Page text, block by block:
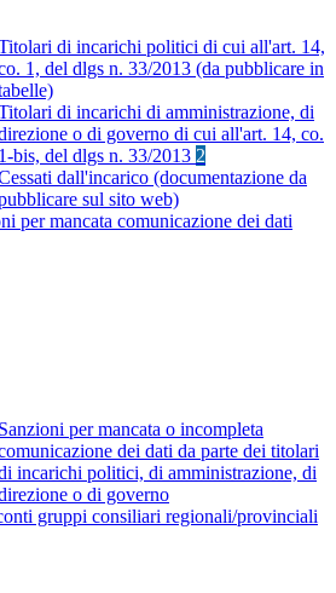
di incarichi politici di cui all'art. 14,
1, del dlgs n. 33/2013 (da pubblicare in
di incarichi di amministrazione, di
o di governo di cui all'art. 14, co.
1-bis, del dlgs n. 33/2013 2
dall'incarico (documentazione da
sul sito web)
per mancata comunicazione dei dati
Sanzioni per mancata o incompleta
dei dati da parte dei titolari
incarichi politici, di amministrazione, di
o di governo
gruppi consiliari regionali/provinciali